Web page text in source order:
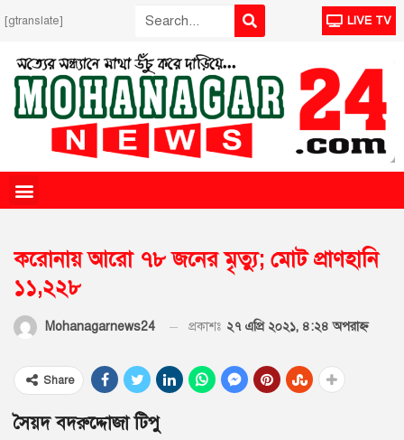
[gtranslate] LIVE TV
করোনায় আরো ৭৮ জনের মৃত্যু; মোট প্রাণহানি
১১,২২৮
Mohanagarnews24 প্রকাশঃ ২৭ এপ্রি ২০২১, ৪:২৪ অপরাহ্ণ
Share
সৈয়দ বদরুদ্দোজা টিপু